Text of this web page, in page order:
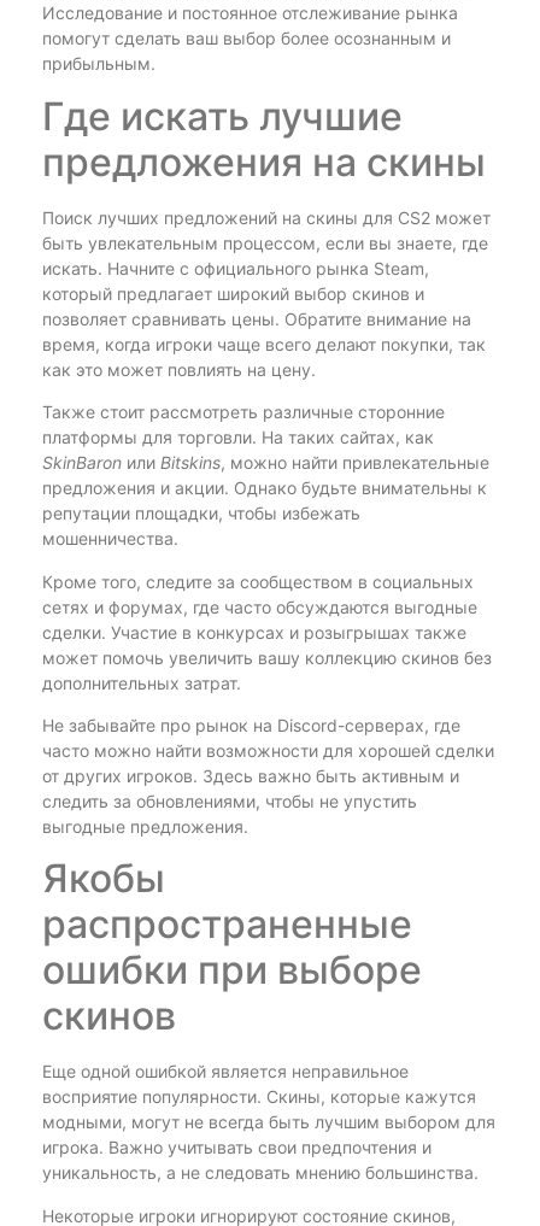
Исследование и постоянное отслеживание рынка
помогут сделать ваш выбор более осознанным и
прибыльным.
Где искать лучшие
предложения на скины
Поиск лучших предложений на скины для CS2 может
быть увлекательным процессом, если вы знаете, где
искать. Начните с официального рынка Steam,
который предлагает широкий выбор скинов и
позволяет сравнивать цены. Обратите внимание на
время, когда игроки чаще всего делают покупки, так
как это может повлиять на цену.
Также стоит рассмотреть различные сторонние
платформы для торговли. На таких сайтах, как
SkinBaron или Bitskins, можно найти привлекательные
предложения и акции. Однако будьте внимательны к
репутации площадки, чтобы избежать
мошенничества.
Кроме того, следите за сообществом в социальных
сетях и форумах, где часто обсуждаются выгодные
сделки. Участие в конкурсах и розыгрышах также
может помочь увеличить вашу коллекцию скинов без
дополнительных затрат.
Не забывайте про рынок на Discord-серверах, где
часто можно найти возможности для хорошей сделки
от других игроков. Здесь важно быть активным и
следить за обновлениями, чтобы не упустить
выгодные предложения.
Якобы
распространенные
ошибки при выборе
скинов
Еще одной ошибкой является неправильное
восприятие популярности. Скины, которые кажутся
модными, могут не всегда быть лучшим выбором для
игрока. Важно учитывать свои предпочтения и
уникальность, а не следовать мнению большинства.
Некоторые игроки игнорируют состояние скинов,